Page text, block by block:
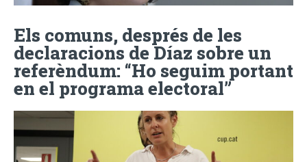
Els comuns, després de les
declaracions de Díaz sobre un
referèndum: “Ho seguim portant
en el programa electoral”